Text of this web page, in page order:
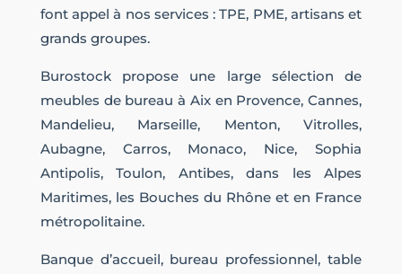
font appel à nos services : TPE, PME, artisans et
grands groupes.
Burostock propose une large sélection de
meubles de bureau à Aix en Provence, Cannes,
Mandelieu, Marseille, Menton, Vitrolles,
Aubagne, Carros, Monaco, Nice, Sophia
Antipolis, Toulon, Antibes, dans les Alpes
Maritimes, les Bouches du Rhône et en France
métropolitaine.
Banque d’accueil, bureau professionnel, table